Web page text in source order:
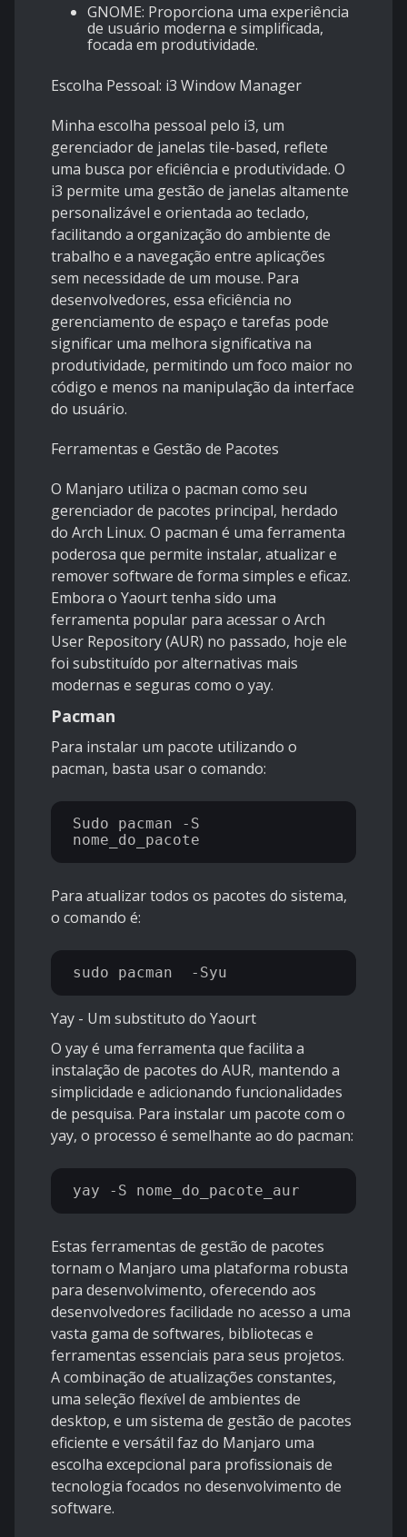
GNOME: Proporciona uma experiência
de usuário moderna e simplificada,
focada em produtividade.
Escolha Pessoal: i3 Window Manager
Minha escolha pessoal pelo i3, um
gerenciador de janelas tile-based, reflete
uma busca por eficiência e produtividade. O
i3 permite uma gestão de janelas altamente
personalizável e orientada ao teclado,
facilitando a organização do ambiente de
trabalho e a navegação entre aplicações
sem necessidade de um mouse. Para
desenvolvedores, essa eficiência no
gerenciamento de espaço e tarefas pode
significar uma melhora significativa na
produtividade, permitindo um foco maior no
código e menos na manipulação da interface
do usuário.
Ferramentas e Gestão de Pacotes
O Manjaro utiliza o pacman como seu
gerenciador de pacotes principal, herdado
do Arch Linux. O pacman é uma ferramenta
poderosa que permite instalar, atualizar e
remover software de forma simples e eficaz.
Embora o Yaourt tenha sido uma
ferramenta popular para acessar o Arch
User Repository (AUR) no passado, hoje ele
foi substituído por alternativas mais
modernas e seguras como o yay.
Pacman
Para instalar um pacote utilizando o
pacman, basta usar o comando:
Sudo pacman -S
Para atualizar todos os pacotes do sistema,
o comando é:
Yay - Um substituto do Yaourt
O yay é uma ferramenta que facilita a
instalação de pacotes do AUR, mantendo a
simplicidade e adicionando funcionalidades
de pesquisa. Para instalar um pacote com o
yay, o processo é semelhante ao do pacman:
Estas ferramentas de gestão de pacotes
tornam o Manjaro uma plataforma robusta
para desenvolvimento, oferecendo aos
desenvolvedores facilidade no acesso a uma
vasta gama de softwares, bibliotecas e
ferramentas essenciais para seus projetos.
A combinação de atualizações constantes,
uma seleção flexível de ambientes de
desktop, e um sistema de gestão de pacotes
eficiente e versátil faz do Manjaro uma
escolha excepcional para profissionais de
tecnologia focados no desenvolvimento de
software.